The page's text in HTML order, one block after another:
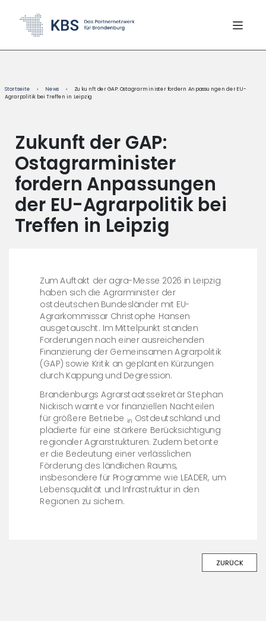
Startseite › News ›
Zukunft der GAP: Ostagrarminister fordern Anpassungen der EU-
Agrarpolitik bei Treffen in Leipzig
Zukunft der GAP:
Ostagrarminister
fordern Anpassungen
der EU-Agrarpolitik bei
Treffen in Leipzig
Zum Auftakt der agra-Messe 2026 in Leipzig
haben sich die Agrarminister der
ostdeutschen Bundesländer mit EU-
Agrarkommissar Christophe Hansen
ausgetauscht. Im Mittelpunkt standen
Forderungen nach einer ausreichenden
Finanzierung der Gemeinsamen Agrarpolitik
(GAP) sowie Kritik an geplanten Kürzungen
durch Kappung und Degression.
Brandenburgs Agrarstaatssekretär Stephan
Nickisch warnte vor finanziellen Nachteilen
für größere Betriebe in Ostdeutschland und
plädierte für eine stärkere Berücksichtigung
regionaler Agrarstrukturen. Zudem betonte
er die Bedeutung einer verlässlichen
Förderung des ländlichen Raums,
insbesondere für Programme wie LEADER, um
Lebensqualität und Infrastruktur in den
Regionen zu sichern.
ZURÜCK